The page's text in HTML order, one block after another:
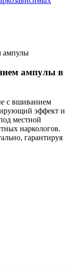
ампулы
ампулы в
с вшиванием
эффект и
местной
наркологов.
гарантируя